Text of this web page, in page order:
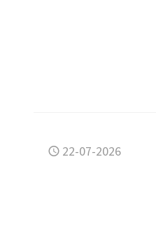
22-07-2026